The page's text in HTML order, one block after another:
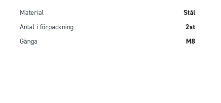
Material
Stål
Antal i förpackning
2st
Gänga
M8